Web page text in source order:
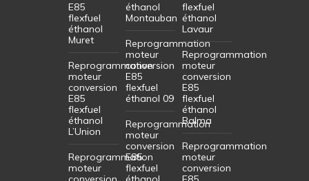
E85
flexfuel
éthanol
Muret
Reprogrammation
moteur
conversion
E85
flexfuel
éthanol
L’Union
Reprogrammation
moteur
éthanol
Montauban
Reprogrammation
moteur
conversion
E85
flexfuel
éthanol 09
Reprogrammation
moteur
conversion
E85
flexfuel
flexfuel
éthanol
Lavaur
Reprogrammation
moteur
conversion
E85
flexfuel
éthanol
Balma
Reprogrammation
moteur
conversion